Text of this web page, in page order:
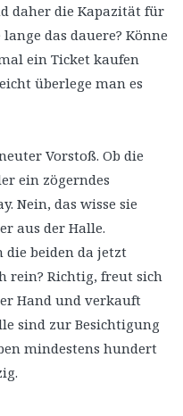
daher die Kapazität für
das dauere? Könne
ein Ticket kaufen
überlege man es
Vorstoß. Ob die
ein zögerndes
Nein, das wisse sie
aus der Halle.
die beiden da jetzt
rein? Richtig, freut sich
Hand und verkauft
sind zur Besichtigung
mindestens hundert